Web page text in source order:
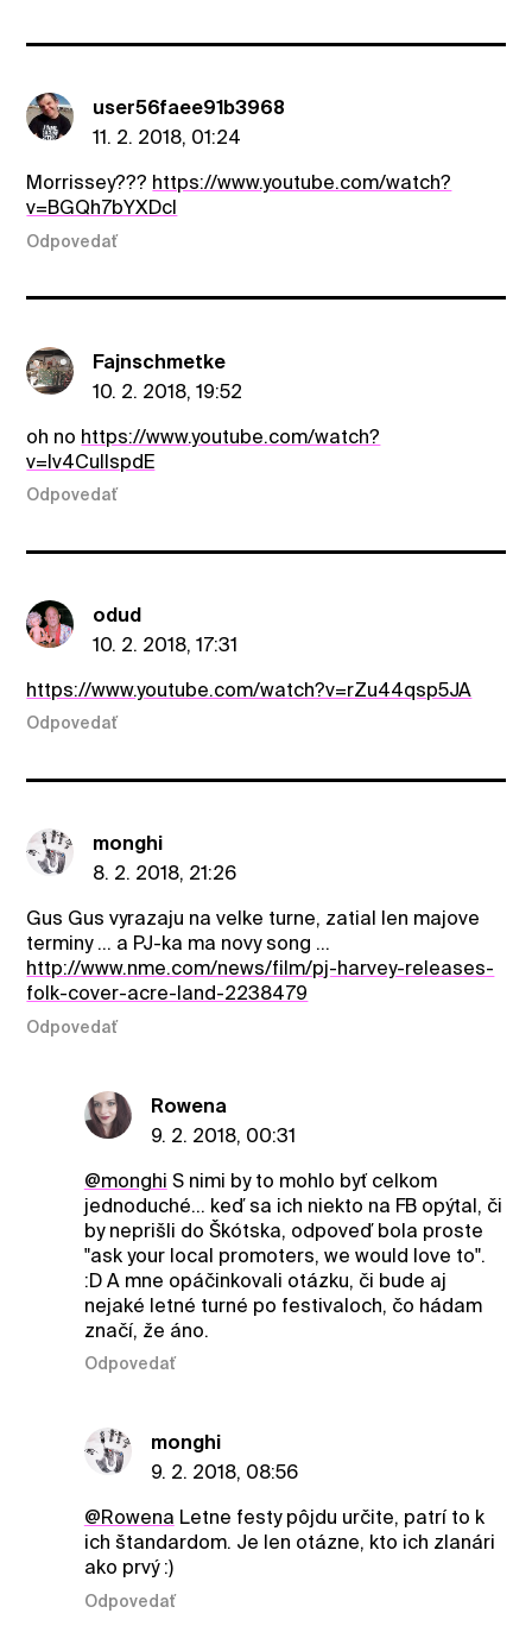
user56faee91b3968
11. 2. 2018, 01:24
Morrissey??? https://www.youtube.com/watch?
v=BGQh7bYXDcI
Odpovedať
Fajnschmetke
10. 2. 2018, 19:52
oh no https://www.youtube.com/watch?
v=Iv4CuIIspdE
Odpovedať
odud
10. 2. 2018, 17:31
https://www.youtube.com/watch?v=rZu44qsp5JA
Odpovedať
monghi
8. 2. 2018, 21:26
Gus Gus vyrazaju na velke turne, zatial len majove
terminy ... a PJ-ka ma novy song ...
http://www.nme.com/news/film/pj-harvey-releases-
folk-cover-acre-land-2238479
Odpovedať
Rowena
9. 2. 2018, 00:31
@monghi S nimi by to mohlo byť celkom
jednoduché... keď sa ich niekto na FB opýtal, či
by neprišli do Škótska, odpoveď bola proste
"ask your local promoters, we would love to".
:D A mne opáčinkovali otázku, či bude aj
nejaké letné turné po festivaloch, čo hádam
značí, že áno.
Odpovedať
monghi
9. 2. 2018, 08:56
@Rowena Letne festy pôjdu určite, patrí to k
ich štandardom. Je len otázne, kto ich zlanári
ako prvý :)
Odpovedať